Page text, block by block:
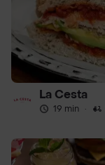
La Cesta
19 min ·